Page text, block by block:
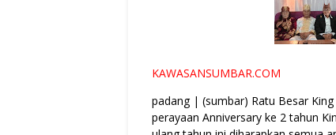
KAWASANSUMBAR.COM
padang | (sumbar) Ratu Besar
perayaan Anniversary ke 2 tahun